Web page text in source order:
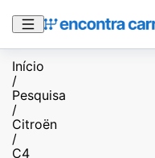
Início
/
Pesquisa
/
Citroën
/
C4